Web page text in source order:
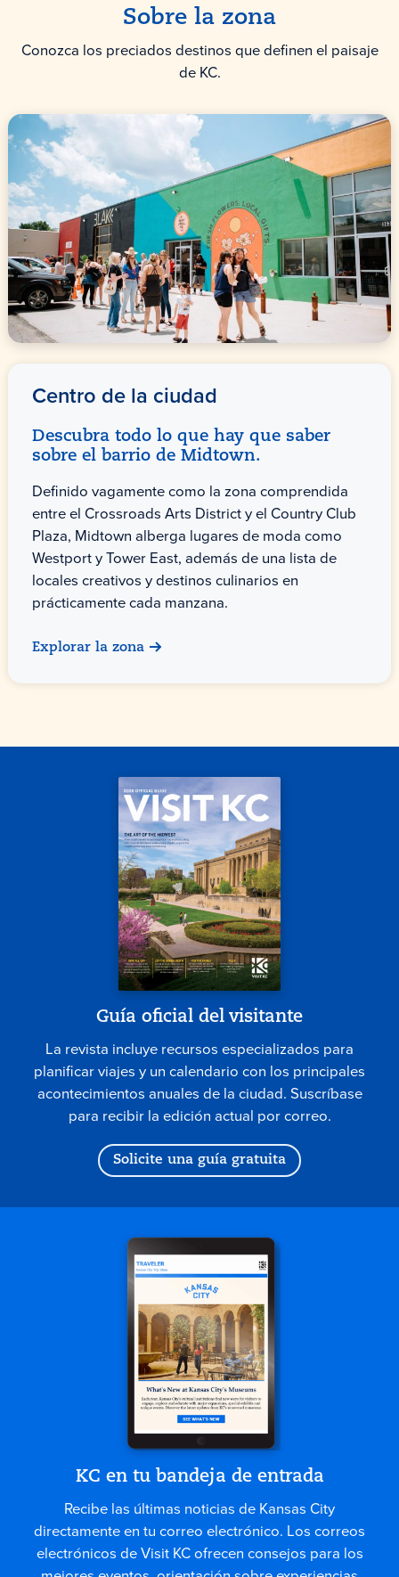
Sobre la zona
Conozca los preciados destinos que definen el paisaje
de KC.
Centro de la ciudad
Descubra todo lo que hay que saber
sobre el barrio de Midtown.
Definido vagamente como la zona comprendida
entre el Crossroads Arts District y el Country Club
Plaza, Midtown alberga lugares de moda como
Westport y Tower East, además de una lista de
locales creativos y destinos culinarios en
prácticamente cada manzana.
Explorar la zona
Guía oficial del visitante
La revista incluye recursos especializados para
planificar viajes y un calendario con los principales
acontecimientos anuales de la ciudad. Suscríbase
para recibir la edición actual por correo.
Solicite una guía gratuita
KC en tu bandeja de entrada
Recibe las últimas noticias de Kansas City
directamente en tu correo electrónico. Los correos
electrónicos de Visit KC ofrecen consejos para los